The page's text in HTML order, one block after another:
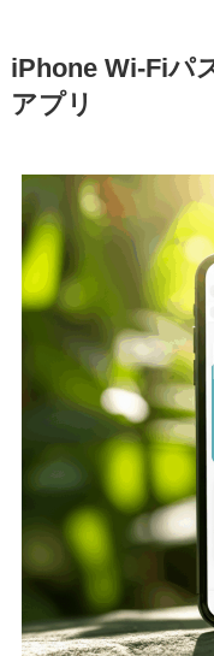
iPhone Wi-Fiパ
アプリ